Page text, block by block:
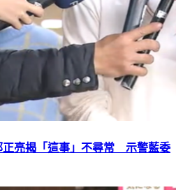
正亮揭「這事」不尋常 示警藍委